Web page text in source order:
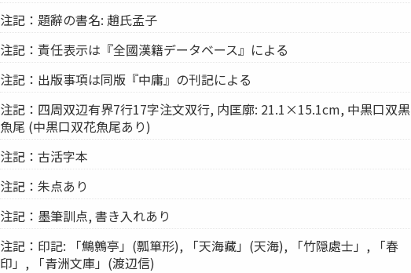
注記：題辭の書名: 趙氏孟子
注記：責任表示は『全國漢籍データベース』による
注記：出版事項は同版『中庸』の刊記による
注記：四周双辺有界7行17字注文双行, 内匡廓: 21.1×15.1cm, 中黒口双黒
魚尾 (中黒口双花魚尾あり)
注記：古活字本
注記：朱点あり
注記：墨筆訓点, 書き入れあり
注記：印記: 「鷦鷯亭」(瓢箪形), 「天海藏」(天海), 「竹隠處士」, 「春
印」, 「青洲文庫」(渡辺信)